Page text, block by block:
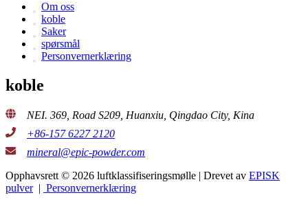
Om oss
koble
Saker
spørsmål
Personvernerklæring
koble
NEI. 369, Road S209, Huanxiu, Qingdao City, Kina
+86-157 6227 2120
mineral@epic-powder.com
Opphavsrett © 2026 luftklassifiseringsmølle | Drevet av EPISK
pulver| Personvernerklæring